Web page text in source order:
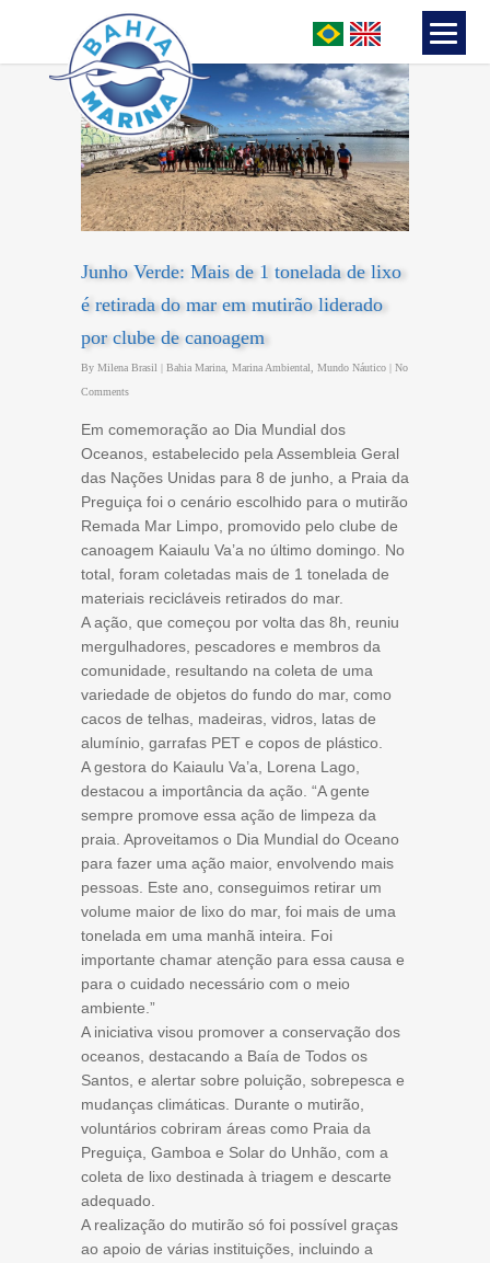
Junho Verde: Mais de 1 tonelada de lixo
é retirada do mar em mutirão liderado
por clube de canoagem
By Milena Brasil | Bahia Marina Marina Ambiental Mundo Náutico | No
Comments
Em comemoração ao Dia Mundial dos
Oceanos, estabelecido pela Assembleia Geral
das Nações Unidas para 8 de junho, a Praia da
Preguiça foi o cenário escolhido para o mutirão
Remada Mar Limpo, promovido pelo clube de
canoagem Kaiaulu Va’a no último domingo. No
total, foram coletadas mais de 1 tonelada de
materiais recicláveis retirados do mar.
A ação, que começou por volta das 8h, reuniu
mergulhadores, pescadores e membros da
comunidade, resultando na coleta de uma
variedade de objetos do fundo do mar, como
cacos de telhas, madeiras, vidros, latas de
alumínio, garrafas PET e copos de plástico.
A gestora do Kaiaulu Va’a, Lorena Lago,
destacou a importância da ação. “A gente
sempre promove essa ação de limpeza da
praia. Aproveitamos o Dia Mundial do Oceano
para fazer uma ação maior, envolvendo mais
pessoas. Este ano, conseguimos retirar um
volume maior de lixo do mar, foi mais de uma
tonelada em uma manhã inteira. Foi
importante chamar atenção para essa causa e
para o cuidado necessário com o meio
ambiente.”
A iniciativa visou promover a conservação dos
oceanos, destacando a Baía de Todos os
Santos, e alertar sobre poluição, sobrepesca e
mudanças climáticas. Durante o mutirão,
voluntários cobriram áreas como Praia da
Preguiça, Gamboa e Solar do Unhão, com a
coleta de lixo destinada à triagem e descarte
adequado.
A realização do mutirão só foi possível graças
ao apoio de várias instituições, incluindo a